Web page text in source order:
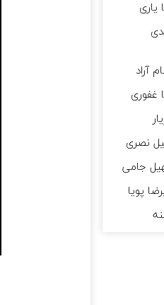
یاری
آراد
غفوری
نصری
جامی
پویا